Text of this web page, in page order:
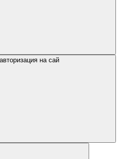
на сай